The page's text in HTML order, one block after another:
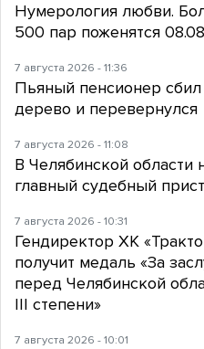
Нумерология любви.
500 пар поженятся 08.08
7 августа 2026 - 11:36
Пьяный пенсионер сбил
дерево и перевернулся
7 августа 2026 - 11:08
В Челябинской области
главный судебный
7 августа 2026 - 10:31
Гендиректор ХК
получит медаль «За
перед Челябинской
III степени»
7 августа 2026 - 10:01